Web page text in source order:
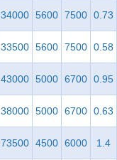
34000 5600 7500 0.73
33500 5600 7500 0.58
43000 5000 6700 0.95
38000 5000 6700 0.63
73500 4500 6000 1.4